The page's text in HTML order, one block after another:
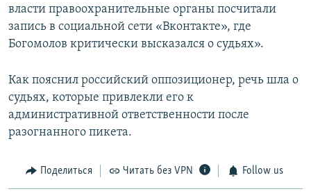
власти правоохранительные органы посчитали
запись в социальной сети «Вконтакте», где
Богомолов критически высказался о судьях».
Как пояснил российский оппозиционер, речь шла о
судьях, которые привлекли его к
административной ответственности после
разогнанного пикета.
Поделиться Читать без VPN Follow us